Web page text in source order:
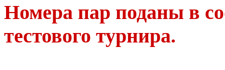
Номера пар поданы в
тестового турнира.